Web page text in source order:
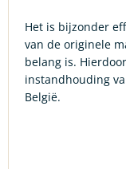
Het is bijzonder
van de originele
belang is.
instandhouding
België.